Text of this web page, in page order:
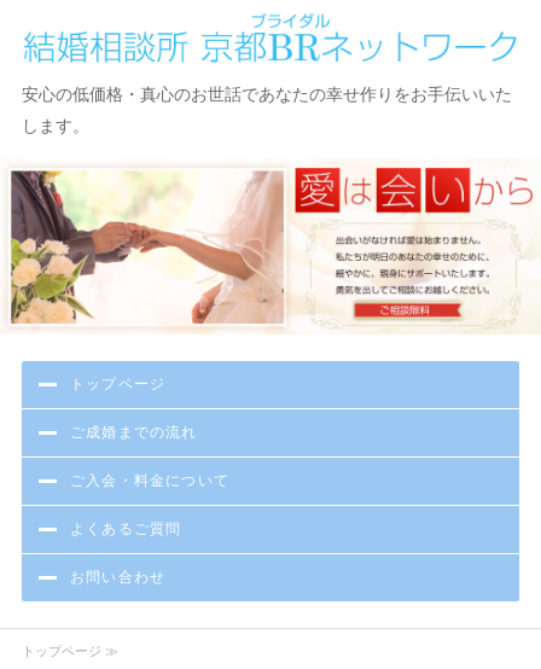
京都で結婚相談・お見合い・出会いなら京都BR（ブライダル）ネ
安心の低価格・真心のお世話であなたの幸せ作りをお手伝いいた
します。
トップページ
ご成婚までの流れ
ご入会・料金について
よくあるご質問
お問い合わせ
トップページ ≫